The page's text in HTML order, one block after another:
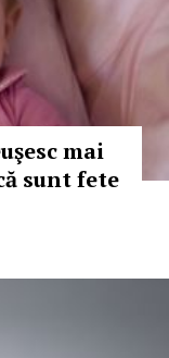
mai
sunt fete